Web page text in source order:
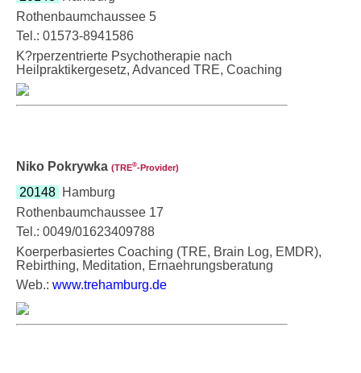
Rothenbaumchaussee 5
Tel.: 01573-8941586
K?rperzentrierte Psychotherapie nach
Heilpraktikergesetz, Advanced TRE, Coaching
Niko Pokrywka (TRE®‑Provider)
20148 Hamburg
Rothenbaumchaussee 17
Tel.: 0049/01623409788
Koerperbasiertes Coaching (TRE, Brain Log, EMDR),
Rebirthing, Meditation, Ernaehrungsberatung
Web.: www.trehamburg.de